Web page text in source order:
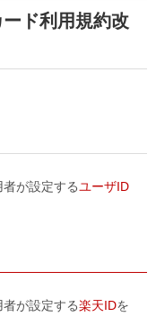
ド利用規約改
者が設定するユーザID
者が設定する楽天IDを